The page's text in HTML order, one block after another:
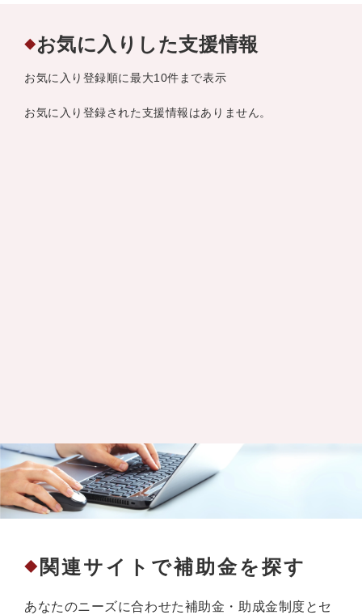
◆お気に入りした支援情報
お気に入り登録順に最大10件まで表示
お気に入り登録された支援情報はありません。
◆ 関連サイトで補助金を探す
あなたのニーズに合わせた補助金・助成金制度とセ